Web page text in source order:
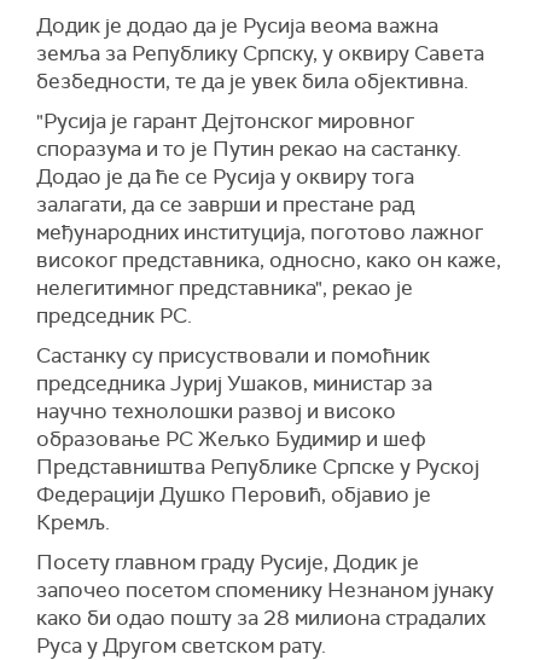
Додик је додао да је Русија веома важна
земља за Републику Српску, у оквиру Савета
безбедности, те да је увек била објективна.
"Русија је гарант Дејтонског мировног
споразума и то је Путин рекао на састанку.
Додао је да ће се Русија у оквиру тога
залагати, да се заврши и престане рад
међународних институција, поготово лажног
високог представника, односно, како он каже,
нелегитимног представника", рекао је
председник РС.
Састанку су присуствовали и помоћник
председника Јуриј Ушаков, министар за
научно технолошки развој и високо
образовање РС Жељко Будимир и шеф
Представништва Републике Српске у Руској
Федерацији Душко Перовић, објавио је
Кремљ.
Посету главном граду Русије, Додик је
започео посетом споменику Незнаном јунаку
како би одао пошту за 28 милиона страдалих
Руса у Другом светском рату.